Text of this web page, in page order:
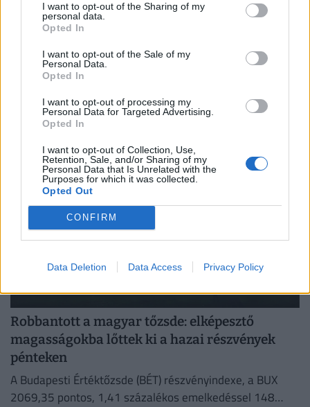
I want to opt-out of the Sharing of my
personal data.
Opted In
I want to opt-out of the Sale of my
Personal Data.
Opted In
I want to opt-out of processing my
Personal Data for Targeted Advertising.
Opted In
I want to opt-out of Collection, Use,
Retention, Sale, and/or Sharing of my
Personal Data that Is Unrelated with the
Purposes for which it was collected.
Opted Out
CONFIRM
Data Deletion Data Access Privacy Policy
Magyarországon, hatalmas változások jönnek
az orvosi rendelőkben és iskolákban is
Magyar Péter miniszterelnök Facebook-videóban
ismertette, mire fordítaná a kormány a Magyarország
Robbantott a magyar tőzsde: elképesztő
magasságokba lőttek ki a hazai részvények
pénteken
A Budapesti Értéktőzsde (BÉT) részvényindexe, a BUX
2069,35 pontos, 1,41 százalékos emelkedéssel 148